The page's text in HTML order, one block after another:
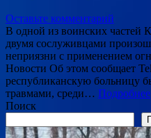
Оставьте комментарий
В одной из воинских частей
двумя сослуживцами
неприязни с применением
Новости Об этом сообщает
республиканскую больницу
травмами, среди… Подробнее
Поиск